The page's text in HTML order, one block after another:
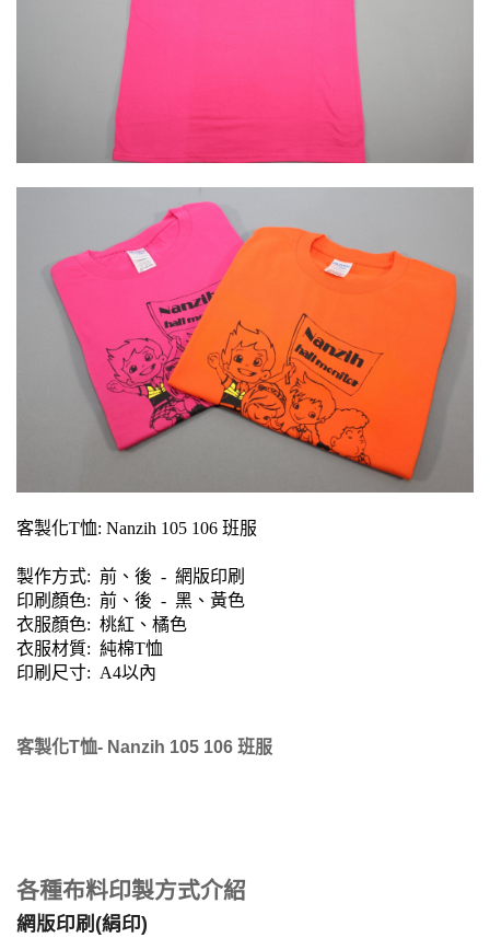
客製化T恤: Nanzih 105 106 班服
製作方式: 前、後 - 網版印刷
印刷顏色: 前、後 - 黑、黃色
衣服顏色: 桃紅、橘色
衣服材質: 純棉T恤
印刷尺寸: A4以內
客製化T恤- Nanzih 105 106 班服
各種布料印製方式介紹
網版印刷(絹印)